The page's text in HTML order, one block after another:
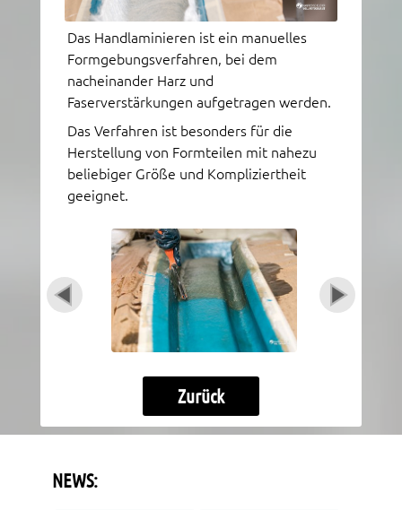
Das Handlaminieren ist ein manuelles
Formgebungsverfahren, bei dem
nacheinander Harz und
Faserverstärkungen aufgetragen werden.
Das Verfahren ist besonders für die
Herstellung von Formteilen mit nahezu
beliebiger Größe und Kompliziertheit
geeignet.
Zurück
NEWS: